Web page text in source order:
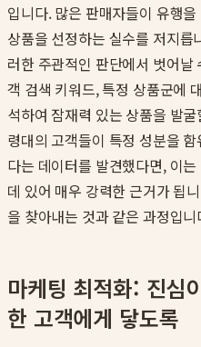
입니다. 많은 판매자들이 유행
상품을 선정하는 실수를 저지
러한 주관적인 판단에서 벗어날
객 검색 키워드, 특정 상품군에
석하여 잠재력 있는 상품을 발
령대의 고객들이 특정 성분을
다는 데이터를 발견했다면, 이
데 있어 매우 강력한 근거가 됩
을 찾아내는 것과 같은 과정입니
마케팅 최적화: 진심
한 고객에게 닿도록